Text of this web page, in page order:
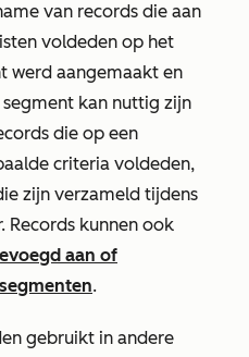
van records die aan
voldeden op het
werd aangemaakt en
kan nuttig zijn
die op een
criteria voldeden,
zijn verzameld tijdens
Records kunnen ook
aan of
.
gebruikt in andere